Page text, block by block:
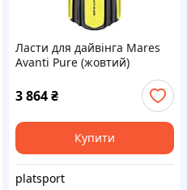
Ласти для дайвінга Mares
Avanti Pure (жовтий)
3 864₴
Купити
platsport